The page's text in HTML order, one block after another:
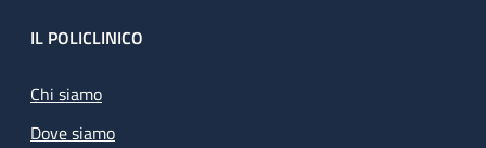
Footer
IL POLICLINICO
Chi siamo
Dove siamo